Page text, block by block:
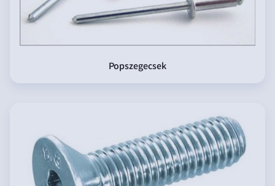
Popszegecsek